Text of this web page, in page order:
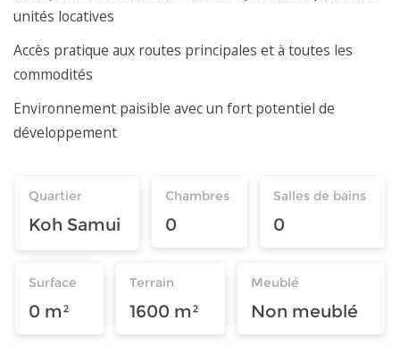
unités locatives
Accès pratique aux routes principales et à toutes les
commodités
Environnement paisible avec un fort potentiel de
développement
Quartier
Koh Samui
Chambres
0
Salles de bains
0
Surface
0 m²
Terrain
1600 m²
Meublé
Non meublé